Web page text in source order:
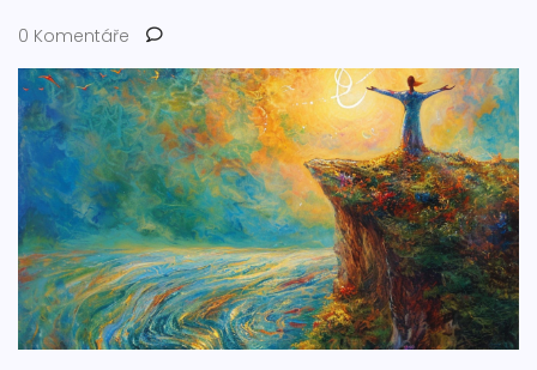
0 Komentáře